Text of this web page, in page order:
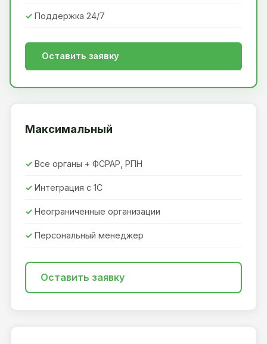
Поддержка 24/7
Оставить заявку
Максимальный
Все органы + ФСРАР, РПН
Интеграция с 1С
Неограниченные организации
Персональный менеджер
Оставить заявку